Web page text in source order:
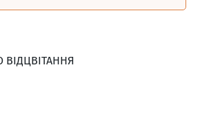
ВІДЦВІТАННЯ